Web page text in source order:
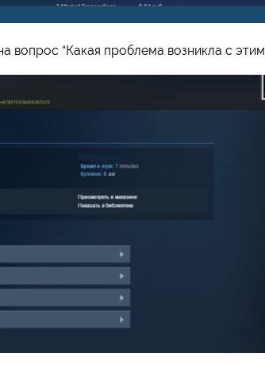
вопрос “Какая проблема возникла с этим